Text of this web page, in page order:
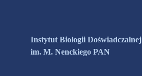
Instytut Biologii Doświadczalnej
im. M. Nenckiego PAN